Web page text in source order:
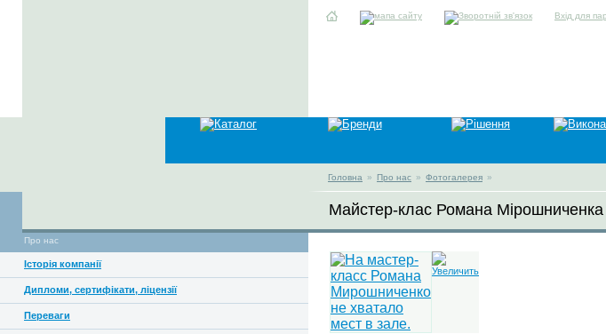
Вхід для
Головна » Про нас » Фотогалерея »
Майстер-клас Романа Мірошниченка
Про нас
Історія компанії
Дипломи, сертифікати, ліцензії
Переваги